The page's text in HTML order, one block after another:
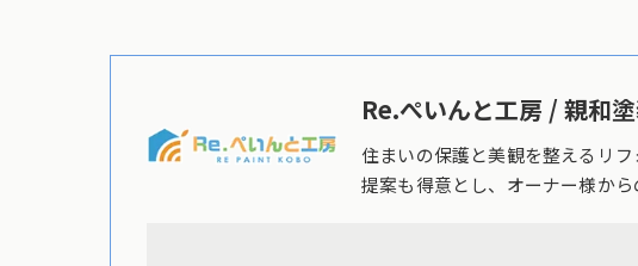
Re.ぺいんと工房 / 親和
住まいの保護と美観を整えるリ
提案も得意とし、オーナー様から